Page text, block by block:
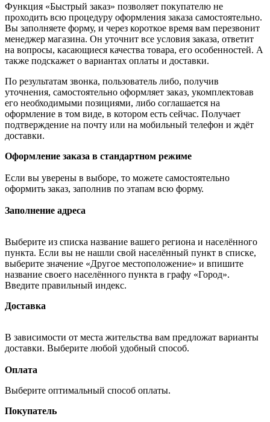
Функция «Быстрый заказ» позволяет покупателю не
проходить всю процедуру оформления заказа самостоятельно.
Вы заполняете форму, и через короткое время вам перезвонит
менеджер магазина. Он уточнит все условия заказа, ответит
на вопросы, касающиеся качества товара, его особенностей. А
также подскажет о вариантах оплаты и доставки.
По результатам звонка, пользователь либо, получив
уточнения, самостоятельно оформляет заказ, укомплектовав
его необходимыми позициями, либо соглашается на
оформление в том виде, в котором есть сейчас. Получает
подтверждение на почту или на мобильный телефон и ждёт
доставки.
Оформление заказа в стандартном режиме
Если вы уверены в выборе, то можете самостоятельно
оформить заказ, заполнив по этапам всю форму.
Заполнение адреса
Выберите из списка название вашего региона и населённого
пункта. Если вы не нашли свой населённый пункт в списке,
выберите значение «Другое местоположение» и впишите
название своего населённого пункта в графу «Город».
Введите правильный индекс.
Доставка
В зависимости от места жительства вам предложат варианты
доставки. Выберите любой удобный способ.
Оплата
Выберите оптимальный способ оплаты.
Покупатель